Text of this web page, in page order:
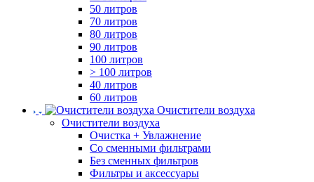
50 литров
70 литров
80 литров
90 литров
100 литров
> 100 литров
40 литров
60 литров
Очистители воздуха
Очистители воздуха
Очистка + Увлажнение
Cо сменными фильтрами
Без сменных фильтров
Фильтры и аксессуары